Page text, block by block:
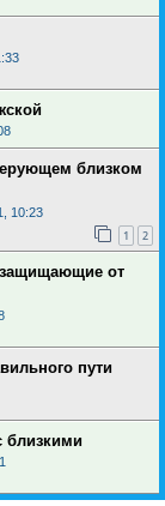
близком
10:23
1 2
от
пути
близкими